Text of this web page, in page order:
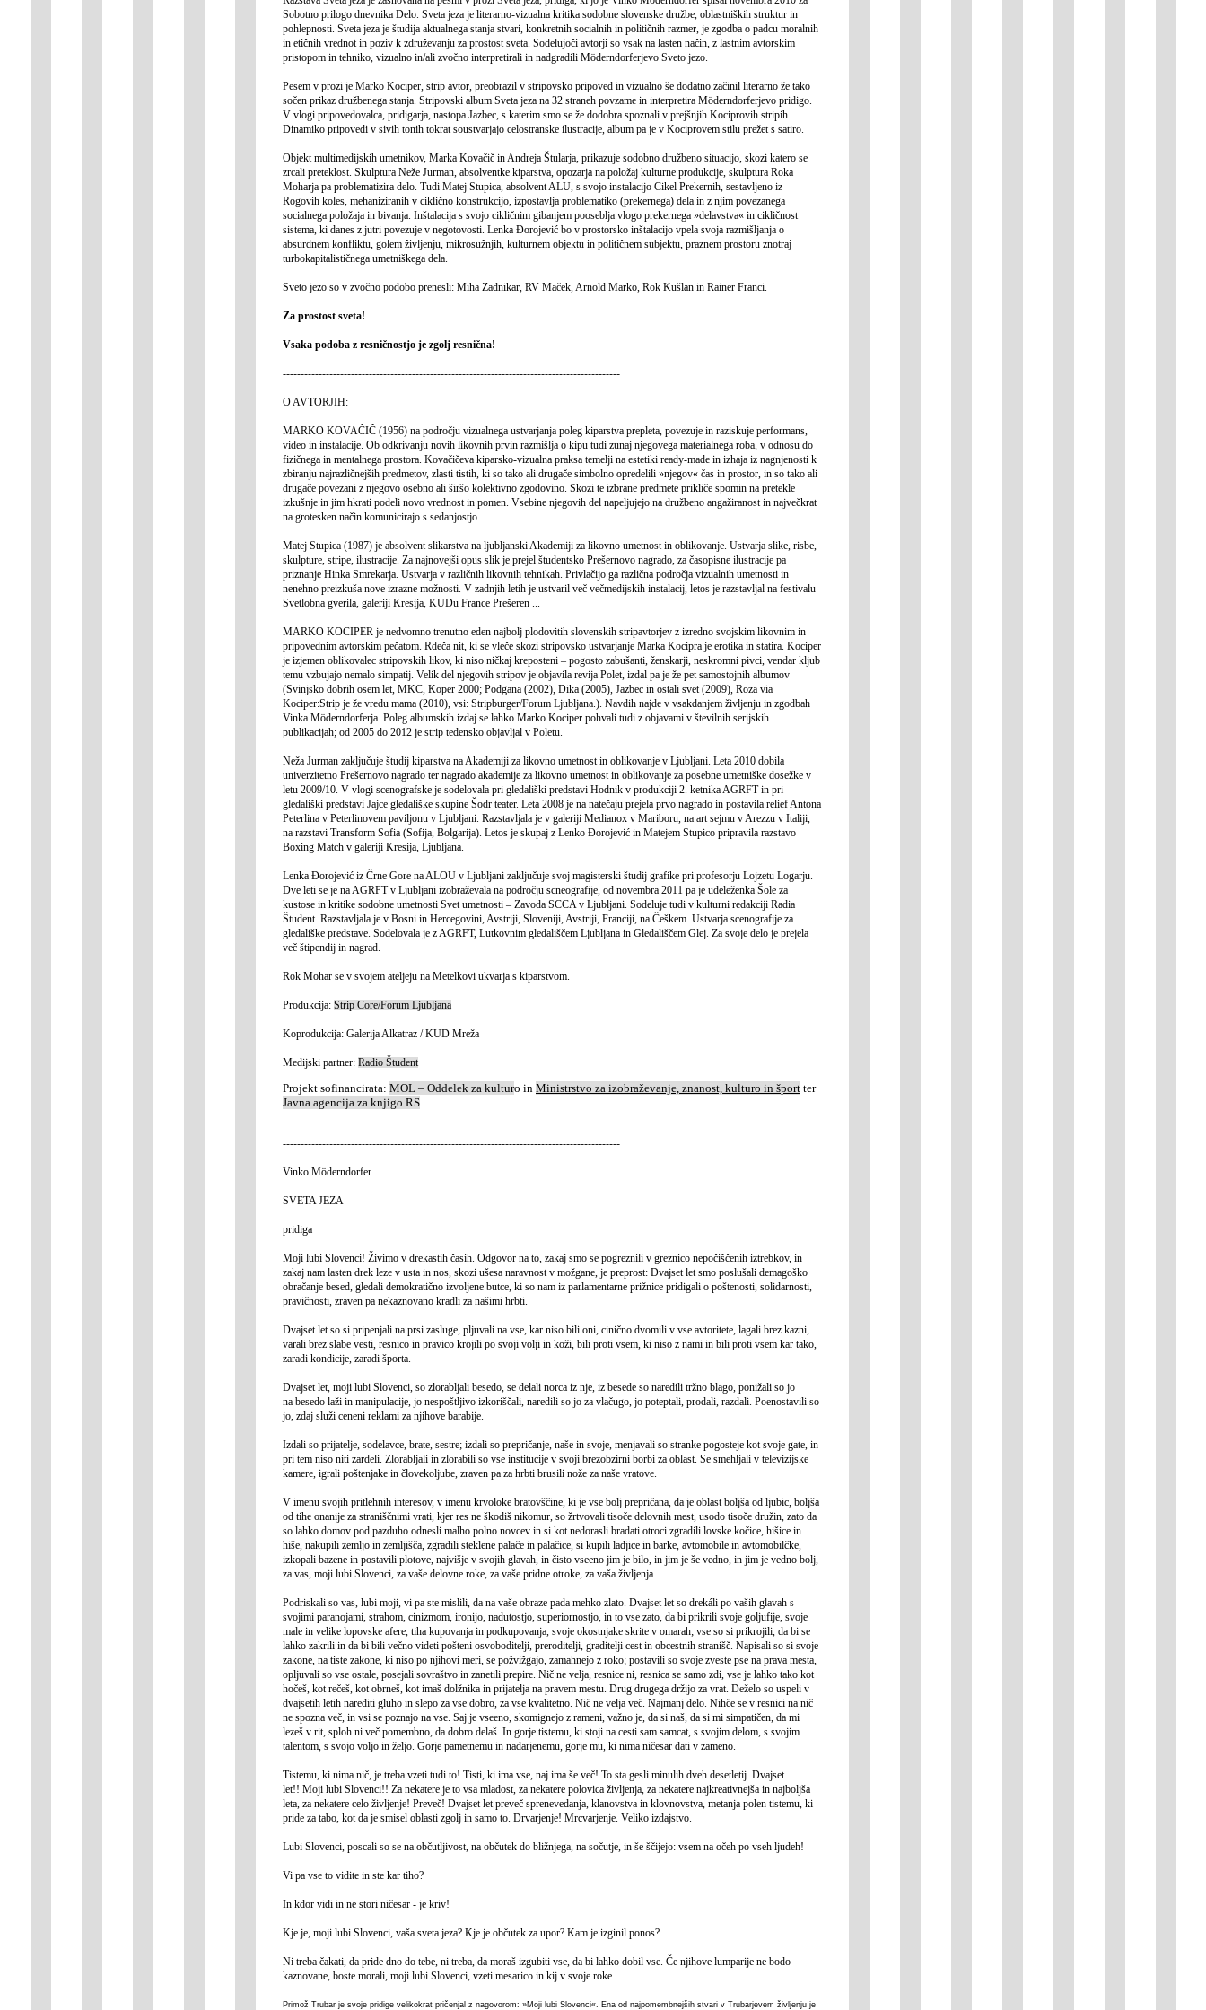
Sobotno prilogo dnevnika Delo. Sveta jeza je literarno-vizualna kritika sodobne slovenske družbe, oblastniških struktur in
pohlepnosti. Sveta jeza je študija aktualnega stanja stvari, konkretnih socialnih in političnih razmer, je zgodba o padcu moralnih
in etičnih vrednot in poziv k združevanju za prostost sveta. Sodelujoči avtorji so vsak na lasten način, z lastnim avtorskim
pristopom in tehniko, vizualno in/ali zvočno interpretirali in nadgradili Möderndorferjevo Sveto jezo.
Pesem v prozi je Marko Kociper, strip avtor, preobrazil v stripovsko pripoved in vizualno še dodatno začinil literarno že tako
sočen prikaz družbenega stanja. Stripovski album Sveta jeza na 32 straneh povzame in interpretira Möderndorferjevo pridigo.
V vlogi pripovedovalca, pridigarja, nastopa Jazbec, s katerim smo se že dodobra spoznali v prejšnjih Kociprovih stripih.
Dinamiko pripovedi v sivih tonih tokrat soustvarjajo celostranske ilustracije, album pa je v Kociprovem stilu prežet s satiro.
Objekt multimedijskih umetnikov, Marka Kovačič in Andreja Štularja, prikazuje sodobno družbeno situacijo, skozi katero se
zrcali preteklost. Skulptura Neže Jurman, absolventke kiparstva, opozarja na položaj kulturne produkcije, skulptura Roka
Moharja pa problematizira delo. Tudi Matej Stupica, absolvent ALU, s svojo instalacijo Cikel Prekernih, sestavljeno iz
Rogovih koles, mehaniziranih v ciklično konstrukcijo, izpostavlja problematiko (prekernega) dela in z njim povezanega
socialnega položaja in bivanja. Inštalacija s svojo cikličnim gibanjem pooseblja vlogo prekernega »delavstva« in cikličnost
sistema, ki danes z jutri povezuje v negotovosti. Lenka Đorojević bo v prostorsko inštalacijo vpela svoja razmišljanja o
absurdnem konfliktu, golem življenju, mikrosužnjih, kulturnem objektu in političnem subjektu, praznem prostoru znotraj
turbokapitalističnega umetniškega dela.
Sveto jezo so v zvočno podobo prenesli: Miha Zadnikar, RV Maček, Arnold Marko, Rok Kušlan in Rainer Franci.
Za prostost sveta!
Vsaka podoba z resničnostjo je zgolj resnična!
----------------------------------------------------------------------------------------------
O AVTORJIH:
MARKO KOVAČIČ (1956) na področju vizualnega ustvarjanja poleg kiparstva prepleta, povezuje in raziskuje performans,
video in instalacije. Ob odkrivanju novih likovnih prvin razmišlja o kipu tudi zunaj njegovega materialnega roba, v odnosu do
fizičnega in mentalnega prostora. Kovačičeva kiparsko-vizualna praksa temelji na estetiki ready-made in izhaja iz nagnjenosti k
zbiranju najrazličnejših predmetov, zlasti tistih, ki so tako ali drugače simbolno opredelili »njegov« čas in prostor, in so tako ali
drugače povezani z njegovo osebno ali širšo kolektivno zgodovino. Skozi te izbrane predmete prikliče spomin na pretekle
izkušnje in jim hkrati podeli novo vrednost in pomen. Vsebine njegovih del napeljujejo na družbeno angažiranost in največkrat
na grotesken način komunicirajo s sedanjostjo.
Matej Stupica (1987) je absolvent slikarstva na ljubljanski Akademiji za likovno umetnost in oblikovanje. Ustvarja slike, risbe,
skulpture, stripe, ilustracije. Za najnovejši opus slik je prejel študentsko Prešernovo nagrado, za časopisne ilustracije pa
priznanje Hinka Smrekarja. Ustvarja v različnih likovnih tehnikah. Privlačijo ga različna področja vizualnih umetnosti in
nenehno preizkuša nove izrazne možnosti. V zadnjih letih je ustvaril več večmedijskih instalacij, letos je razstavljal na festivalu
Svetlobna gverila, galeriji Kresija, KUDu France Prešeren ...
MARKO KOCIPER je nedvomno trenutno eden najbolj plodovitih slovenskih stripavtorjev z izredno svojskim likovnim in
pripovednim avtorskim pečatom. Rdeča nit, ki se vleče skozi stripovsko ustvarjanje Marka Kocipra je erotika in statira. Kociper
je izjemen oblikovalec stripovskih likov, ki niso ničkaj kreposteni – pogosto zabušanti, ženskarji, neskromni pivci, vendar kljub
temu vzbujajo nemalo simpatij. Velik del njegovih stripov je objavila revija Polet, izdal pa je že pet samostojnih albumov
(Svinjsko dobrih osem let, MKC, Koper 2000; Podgana (2002), Dika (2005), Jazbec in ostali svet (2009), Roza via
Kociper:Strip je že vredu mama (2010), vsi: Stripburger/Forum Ljubljana.). Navdih najde v vsakdanjem življenju in zgodbah
Vinka Möderndorferja. Poleg albumskih izdaj se lahko Marko Kociper pohvali tudi z objavami v številnih serijskih
publikacijah; od 2005 do 2012 je strip tedensko objavljal v Poletu.
Neža Jurman zaključuje študij kiparstva na Akademiji za likovno umetnost in oblikovanje v Ljubljani. Leta 2010 dobila
univerzitetno Prešernovo nagrado ter nagrado akademije za likovno umetnost in oblikovanje za posebne umetniške dosežke v
letu 2009/10. V vlogi scenografske je sodelovala pri gledališki predstavi Hodnik v produkciji 2. ketnika AGRFT in pri
gledališki predstavi Jajce gledališke skupine Šodr teater. Leta 2008 je na natečaju prejela prvo nagrado in postavila relief Antona
Peterlina v Peterlinovem paviljonu v Ljubljani. Razstavljala je v galeriji Medianox v Mariboru, na art sejmu v Arezzu v Italiji,
na razstavi Transform Sofia (Sofija, Bolgarija). Letos je skupaj z Lenko Đorojević in Matejem Stupico pripravila razstavo
Boxing Match v galeriji Kresija, Ljubljana.
Lenka Đorojević iz Črne Gore na ALOU v Ljubljani zaključuje svoj magisterski študij grafike pri profesorju Lojzetu Logarju.
Dve leti se je na AGRFT v Ljubljani izobraževala na področju scneografije, od novembra 2011 pa je udeleženka Šole za
kustose in kritike sodobne umetnosti Svet umetnosti – Zavoda SCCA v Ljubljani. Sodeluje tudi v kulturni redakciji Radia
Študent. Razstavljala je v Bosni in Hercegovini, Avstriji, Sloveniji, Avstriji, Franciji, na Češkem. Ustvarja scenografije za
gledališke predstave. Sodelovala je z AGRFT, Lutkovnim gledališčem Ljubljana in Gledališčem Glej. Za svoje delo je prejela
več štipendij in nagrad.
Rok Mohar se v svojem ateljeju na Metelkovi ukvarja s kiparstvom.
Produkcija: Strip Core/Forum Ljubljana
Koprodukcija: Galerija Alkatraz / KUD Mreža
Medijski partner: Radio Študent
Projekt sofinancirata: MOL – Oddelek za kulturo in Ministrstvo za izobraževanje, znanost, kulturo in šport ter
Javna agencija za knjigo RS
----------------------------------------------------------------------------------------------
Vinko Möderndorfer
SVETA JEZA
pridiga
Moji lubi Slovenci! Živimo v drekastih časih. Odgovor na to, zakaj smo se pogreznili v greznico nepočiščenih iztrebkov, in
zakaj nam lasten drek leze v usta in nos, skozi ušesa naravnost v možgane, je preprost: Dvajset let smo poslušali demagoško
obračanje besed, gledali demokratično izvoljene butce, ki so nam iz parlamentarne prižnice pridigali o poštenosti, solidarnosti,
pravičnosti, zraven pa nekaznovano kradli za našimi hrbti.
Dvajset let so si pripenjali na prsi zasluge, pljuvali na vse, kar niso bili oni, cinično dvomili v vse avtoritete, lagali brez kazni,
varali brez slabe vesti, resnico in pravico krojili po svoji volji in koži, bili proti vsem, ki niso z nami in bili proti vsem kar tako,
zaradi kondicije, zaradi športa.
Dvajset let, moji lubi Slovenci, so zlorabljali besedo, se delali norca iz nje, iz besede so naredili tržno blago, ponižali so jo
na besedo laži in manipulacije, jo nespoštljivo izkoriščali, naredili so jo za vlačugo, jo poteptali, prodali, razdali. Poenostavili so
jo, zdaj služi ceneni reklami za njihove barabije.
Izdali so prijatelje, sodelavce, brate, sestre; izdali so prepričanje, naše in svoje, menjavali so stranke pogosteje kot svoje gate, in
pri tem niso niti zardeli. Zlorabljali in zlorabili so vse institucije v svoji brezobzirni borbi za oblast. Se smehljali v televizijske
kamere, igrali poštenjake in človekoljube, zraven pa za hrbti brusili nože za naše vratove.
V imenu svojih pritlehnih interesov, v imenu krvoloke bratovščine, ki je vse bolj prepričana, da je oblast boljša od ljubic, boljša
od tihe onanije za straniščnimi vrati, kjer res ne škodiš nikomur, so žrtvovali tisoče delovnih mest, usodo tisoče družin, zato da
so lahko domov pod pazduho odnesli malho polno novcev in si kot nedorasli bradati otroci zgradili lovske kočice, hišice in
hiše, nakupili zemljo in zemljišča, zgradili steklene palače in palačice, si kupili ladjice in barke, avtomobile in avtomobilčke,
izkopali bazene in postavili plotove, najvišje v svojih glavah, in čisto vseeno jim je bilo, in jim je še vedno, in jim je vedno bolj,
za vas, moji lubi Slovenci, za vaše delovne roke, za vaše pridne otroke, za vaša življenja.
Podriskali so vas, lubi moji, vi pa ste mislili, da na vaše obraze pada mehko zlato. Dvajset let so drekáli po vaših glavah s
svojimi paranojami, strahom, cinizmom, ironijo, nadutostjo, superiornostjo, in to vse zato, da bi prikrili svoje goljufije, svoje
male in velike lopovske afere, tiha kupovanja in podkupovanja, svoje okostnjake skrite v omarah; vse so si prikrojili, da bi se
lahko zakrili in da bi bili večno videti pošteni osvoboditelji, preroditelji, graditelji cest in obcestnih stranišč. Napisali so si svoje
zakone, na tiste zakone, ki niso po njihovi meri, se požvižgajo, zamahnejo z roko; postavili so svoje zveste pse na prava mesta,
opljuvali so vse ostale, posejali sovraštvo in zanetili prepire. Nič ne velja, resnice ni, resnica se samo zdi, vse je lahko tako kot
hočeš, kot rečeš, kot obrneš, kot imaš dolžnika in prijatelja na pravem mestu. Drug drugega držijo za vrat. Deželo so uspeli v
dvajsetih letih narediti gluho in slepo za vse dobro, za vse kvalitetno. Nič ne velja več. Najmanj delo. Nihče se v resnici na nič
ne spozna več, in vsi se poznajo na vse. Saj je vseeno, skomignejo z rameni, važno je, da si naš, da si mi simpatičen, da mi
lezeš v rit, sploh ni več pomembno, da dobro delaš. In gorje tistemu, ki stoji na cesti sam samcat, s svojim delom, s svojim
talentom, s svojo voljo in željo. Gorje pametnemu in nadarjenemu, gorje mu, ki nima ničesar dati v zameno.
Tistemu, ki nima nič, je treba vzeti tudi to! Tisti, ki ima vse, naj ima še več! To sta gesli minulih dveh desetletij. Dvajset
let!! Moji lubi Slovenci!! Za nekatere je to vsa mladost, za nekatere polovica življenja, za nekatere najkreativnejša in najboljša
leta, za nekatere celo življenje! Preveč! Dvajset let preveč sprenevedanja, klanovstva in klovnovstva, metanja polen tistemu, ki
pride za tabo, kot da je smisel oblasti zgolj in samo to. Drvarjenje! Mrcvarjenje. Veliko izdajstvo.
Lubi Slovenci, poscali so se na občutljivost, na občutek do bližnjega, na sočutje, in še ščijejo: vsem na očeh po vseh ljudeh!
Vi pa vse to vidite in ste kar tiho?
In kdor vidi in ne stori ničesar - je kriv!
Kje je, moji lubi Slovenci, vaša sveta jeza? Kje je občutek za upor? Kam je izginil ponos?
Ni treba čakati, da pride dno do tebe, ni treba, da moraš izgubiti vse, da bi lahko dobil vse. Če njihove lumparije ne bodo
kaznovane, boste morali, moji lubi Slovenci, vzeti mesarico in kij v svoje roke.
Primož Trubar je svoje pridige velikokrat pričenjal z nagovorom: »Moji lubi Slovenci«. Ena od najpomembnejših stvari v Trubarjevem življenju je